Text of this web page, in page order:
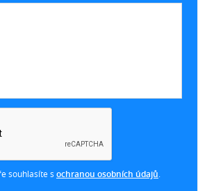
souhlasíte s ochranou osobních údajů